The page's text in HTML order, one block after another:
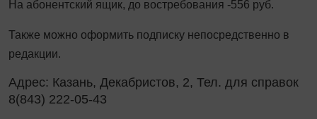
На абонентский ящик, до востребования -556 руб.
Также можно оформить подписку непосредственно в
редакции.
Адрес: Казань, Декабристов, 2, Тел. для справок
8(843) 222-05-43